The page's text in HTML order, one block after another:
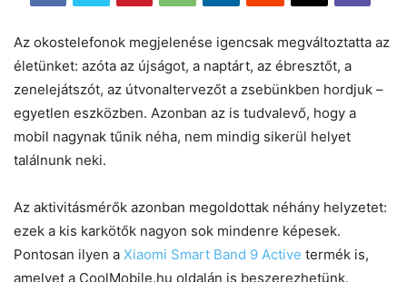
Az okostelefonok megjelenése igencsak megváltoztatta az
életünket: azóta az újságot, a naptárt, az ébresztőt, a
zenelejátszót, az útvonaltervezőt a zsebünkben hordjuk –
egyetlen eszközben. Azonban az is tudvalevő, hogy a
mobil nagynak tűnik néha, nem mindig sikerül helyet
találnunk neki.
Az aktivitásmérők azonban megoldottak néhány helyzetet:
ezek a kis karkötők nagyon sok mindenre képesek.
Pontosan ilyen a Xiaomi Smart Band 9 Active termék is,
amelyet a CoolMobile.hu oldalán is beszerezhetünk.